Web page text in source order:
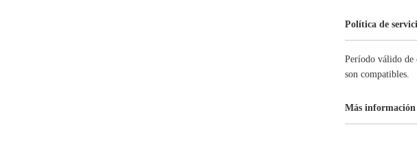
Política de
Período válido de
son compatibles.
Más información